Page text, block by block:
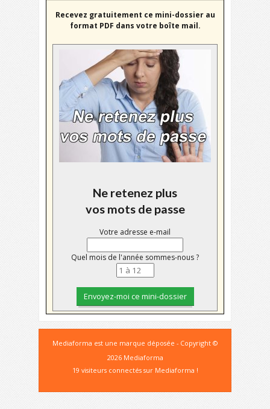
Recevez gratuitement ce mini-dossier au
format PDF dans votre boîte mail.
Ne retenez plus
vos mots de passe
Votre adresse e-mail
Quel mois de l'année sommes-nous ?
Mediaforma est une marque déposée - Copyright ©
2026 Mediaforma
19 visiteurs connectés sur Mediaforma !